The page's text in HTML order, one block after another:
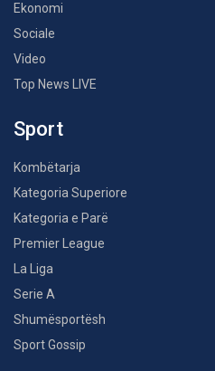
Ekonomi
Sociale
Video
Top News LIVE
Sport
Kombëtarja
Kategoria Superiore
Kategoria e Parë
Premier League
La Liga
Serie A
Shumësportësh
Sport Gossip